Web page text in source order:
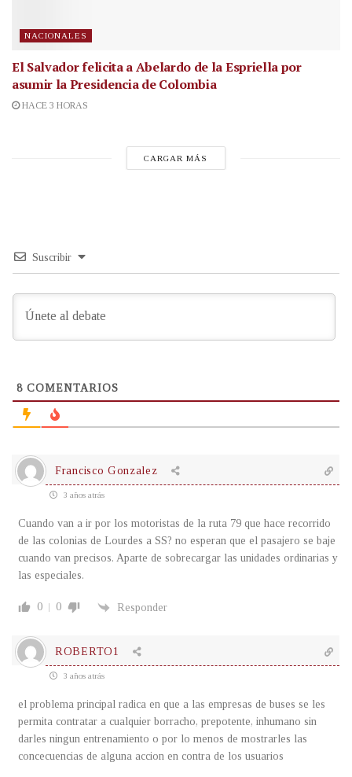
NACIONALES
El Salvador felicita a Abelardo de la Espriella por
asumir la Presidencia de Colombia
HACE 3 HORAS
CARGAR MÁS
Suscribir
8 COMENTARIOS
Francisco Gonzalez
3 años atrás
Cuando van a ir por los motoristas de la ruta 79 que hace recorrido
de las colonias de Lourdes a SS? no esperan que el pasajero se baje
cuando van precisos. Aparte de sobrecargar las unidades ordinarias y
las especiales.
0 0 Responder
ROBERTO1
3 años atrás
el problema principal radica en que a las empresas de buses se les
permita contratar a cualquier borracho, prepotente, inhumano sin
darles ningun entrenamiento o por lo menos de mostrarles las
concecuencias de alguna accion en contra de los usuarios